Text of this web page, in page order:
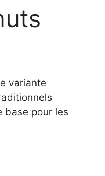
variante
base pour les